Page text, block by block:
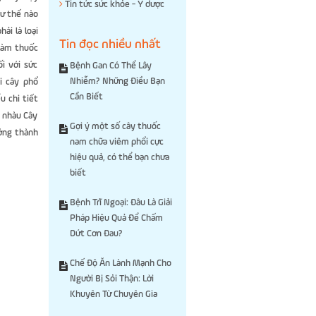
thế nào
là loại
thuốc
với sức
cây phổ
chi tiết
Cây
thành
Tin tức sức khỏe - Y dược
Tin đọc nhiều nhất
Bệnh Gan Có Thể Lây
Nhiễm? Những Điều Bạn
Cần Biết
Gợi ý một số cây thuốc
nam chữa viêm phổi cực
hiệu quả, có thể bạn chưa
biết
Bệnh Trĩ Ngoại: Đâu Là Giải
Pháp Hiệu Quả Để Chấm
Dứt Cơn Đau?
Chế Độ Ăn Lành Mạnh Cho
Người Bị Sỏi Thận: Lời
Khuyên Từ Chuyên Gia